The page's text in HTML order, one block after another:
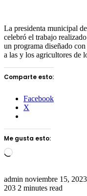
La presidenta municipal
celebró el trabajo
un programa diseñado
a las y los agricultores de
Comparte esto:
Facebook
X
Me gusta esto:
Loading…
admin Send
an
noviembre 15, 2023
203 2 minutes read